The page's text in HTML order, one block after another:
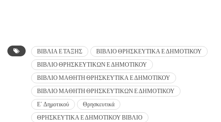
ΒΙΒΛΙΑ Ε ΤΑΞΗΣ
ΒΙΒΛΙΟ ΘΡΗΣΚΕΥΤΙΚΑ Ε ΔΗΜΟΤΙΚΟΥ
ΒΙΒΛΙΟ ΘΡΗΣΚΕΥΤΙΚΩΝ Ε ΔΗΜΟΤΙΚΟΥ
ΒΙΒΛΙΟ ΜΑΘΗΤΗ ΘΡΗΣΚΕΥΤΙΚΑ Ε ΔΗΜΟΤΙΚΟΥ
ΒΙΒΛΙΟ ΜΑΘΗΤΗ ΘΡΗΣΚΕΥΤΙΚΩΝ Ε ΔΗΜΟΤΙΚΟΥ
Ε΄ Δημοτικού
Θρησκευτικά
ΘΡΗΣΚΕΥΤΙΚΑ Ε ΔΗΜΟΤΙΚΟΥ ΒΙΒΛΙΟ